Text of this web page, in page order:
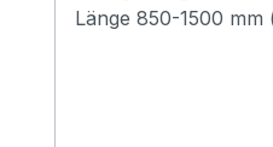
Länge 850-1500 mm (verstellbar) Breite